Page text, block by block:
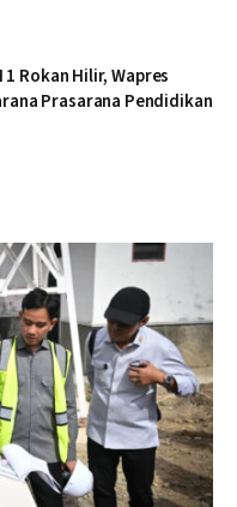
Rokan Hilir, Wapres
Prasarana Pendidikan